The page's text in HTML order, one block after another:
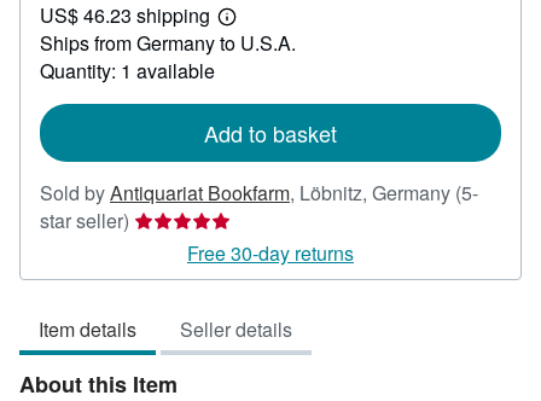
30.36
US$ 46.23 shipping
Learn
more
Ships from Germany to U.S.A.
Quantity: 1 available
Add to basket
Sold byAntiquariat Bookfarm, Löbnitz, Germany (5-
star seller) Seller
5
of
5
stars
Free 30-day returns
Item details Seller details
About this Item